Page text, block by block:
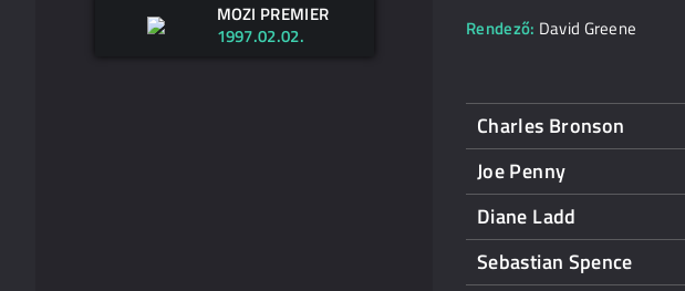
MOZI PREMIER
1997.02.02.
Rendező: David Greene
Charles Bronson
Joe Penny
Diane Ladd
Sebastian Spence